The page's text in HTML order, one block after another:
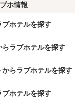
ホ情報
ブホテルを探す
ラブホテルを探す
らラブホテルを探す
ブホテルを探す